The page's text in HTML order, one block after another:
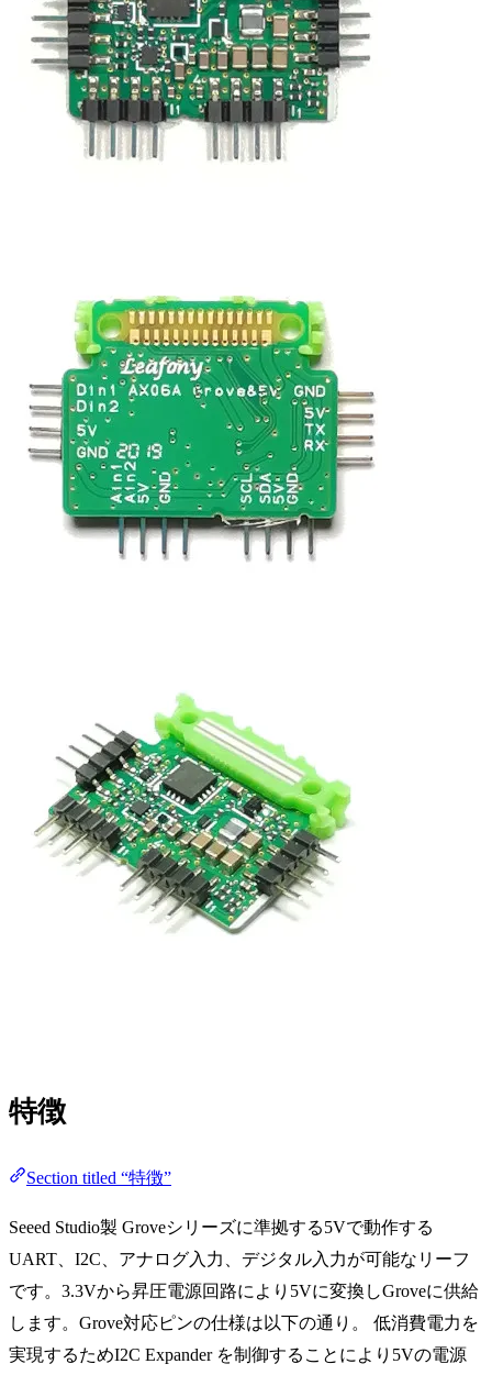
特徴
Section titled “特徴”
Seeed Studio製 Groveシリーズに準拠する5Vで動作する
UART、I2C、アナログ入力、デジタル入力が可能なリーフ
です。3.3Vから昇圧電源回路により5Vに変換しGroveに供給
します。Grove対応ピンの仕様は以下の通り。 低消費電力を
実現するためI2C Expander を制御することにより5Vの電源